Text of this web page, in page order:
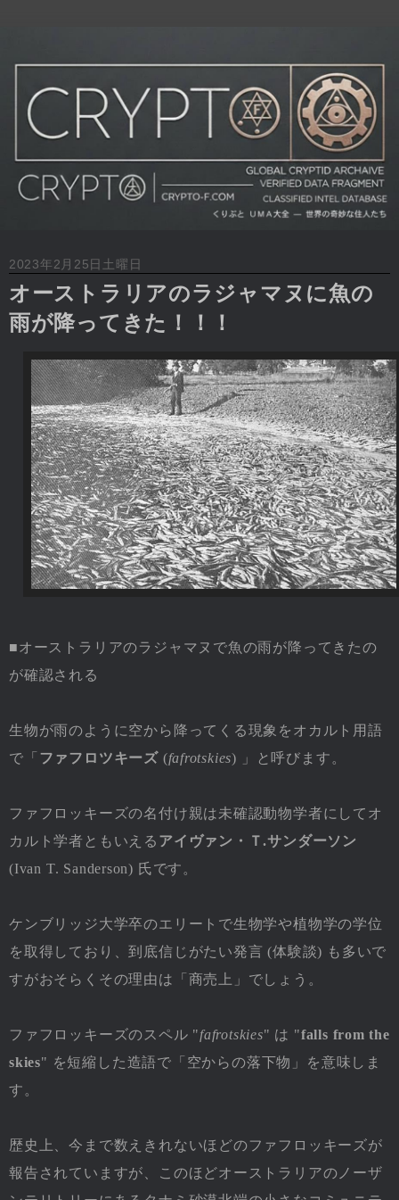
2023年2月25日土曜日
オーストラリアのラジャマヌに魚の
雨が降ってきた！！！
■オーストラリアのラジャマヌで魚の雨が降ってきたの
が確認される
生物が雨のように空から降ってくる現象をオカルト用語
で「 ファフロツキーズ(fafrotskies) 」と呼びます。
ファフロッキーズの名付け親は未確認動物学者にしてオ
カルト学者ともいえる アイヴァン・Ｔ.サンダーソン
(Ivan T. Sanderson) 氏です。
ケンブリッジ大学卒のエリートで生物学や植物学の学位
を取得しており、到底信じがたい発言 (体験談) も多いで
すがおそらくその理由は「商売上」でしょう。
ファフロッキーズのスペル "fafrotskies" は "falls from the
skies" を短縮した造語で「空からの落下物」を意味しま
す。
歴史上、今まで数えきれないほどのファフロッキーズが
報告されていますが、このほどオーストラリアのノーザ